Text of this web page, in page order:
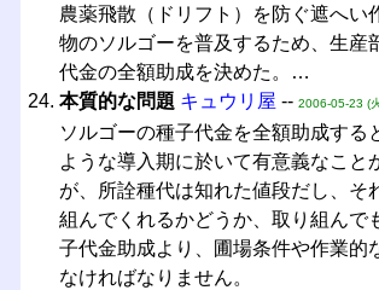
農薬飛散（ドリフト）を防ぐ遮へい
物のソルゴーを普及するため、生産
代金の全額助成を決めた。…
本質的な問題 キュウリ屋 -- 2006-05-23 (
ソルゴーの種子代金を全額助成する
ような導入期に於いて有意義なこと
が、所詮種代は知れた値段だし、そ
組んでくれるかどうか、取り組んで
子代金助成より、圃場条件や作業的
なければなりません。